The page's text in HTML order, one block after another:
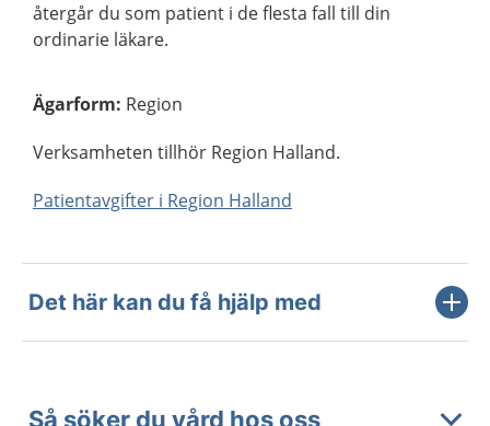
återgår du som patient i de flesta fall till din
ordinarie läkare.
Ägarform: Region
Verksamheten tillhör Region Halland.
Patientavgifter i Region Halland
Det här kan du få hjälp med
Så söker du vård hos oss